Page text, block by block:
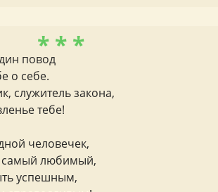
* * *
повод
о себе.
служитель закона,
тебе!
человечек,
любимый,
успешным,